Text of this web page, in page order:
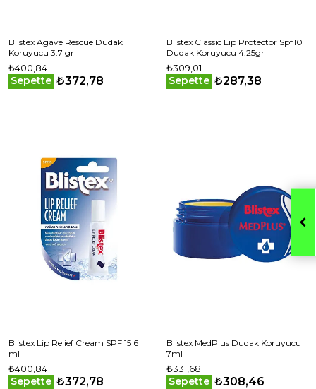
Blistex Agave Rescue Dudak
Koruyucu 3.7 gr
₺400,84
Sepette ₺372,78
Blistex Classic Lip Protector Spf10
Dudak Koruyucu 4.25gr
₺309,01
Sepette ₺287,38
Blistex Lip Relief Cream SPF 15 6
ml
₺400,84
Sepette ₺372,78
Blistex MedPlus Dudak Koruyucu
7ml
₺331,68
Sepette ₺308,46